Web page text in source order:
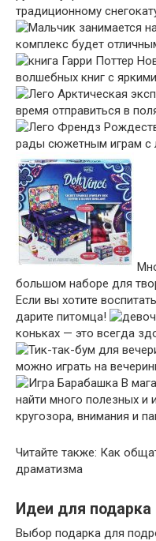
традиционному
комплекс будет
волшебных книг с
время отправиться в
рады сюжетным играм с
большом наборе для
Если вы хотите
дарите питомца!
коньках — это всегда
можно играть на
В
найти много полезных и
кругозора, внимания и
Читайте также: Как
драматизма
Идеи для подарка
Выбор подарка для